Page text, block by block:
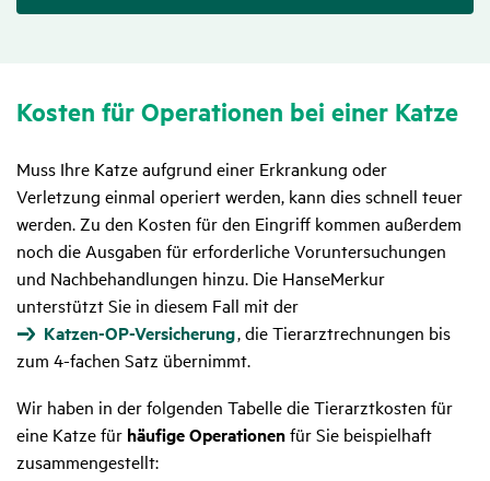
Kosten für Opera­tionen bei einer Katze
Muss Ihre Katze aufgrund einer Erkrankung oder
Verletzung einmal operiert werden, kann dies schnell teuer
werden. Zu den Kosten für den Eingriff kommen außerdem
noch die Ausgaben für erforderliche Voruntersuchungen
und Nachbehandlungen hinzu. Die HanseMerkur
unterstützt Sie in diesem Fall mit der
Katzen-OP-Versicherung, die Tierarztrechnungen bis
zum 4-fachen Satz übernimmt.
Wir haben in der folgenden Tabelle die Tierarztkosten für
eine Katze für häufige Operationenfür Sie beispielhaft
zusammengestellt: